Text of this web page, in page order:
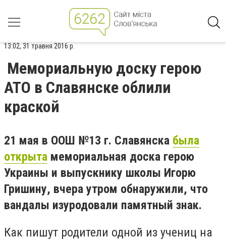
13:02, 31 травня 2016 р.
Мемориальную доску герою
АТО в Славянске облили
краской
21 мая в ООШ №13 г. Славянска была
открыта мемориальная доска герою
Украины и выпускнику школы Игорю
Гришину, вчера утром обнаружили, что
вандалы изуродовали памятный знак.
Как пишут родители одной из учениц на